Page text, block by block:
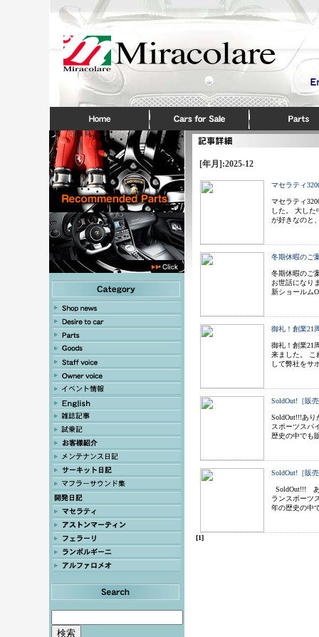
[年月]:2025-12
マセラティ
マセラティ
した。 大し
が好きなのと
冬期休暇のご
冬期休暇のご
お世話になり
新ショールム
御礼！創業21
御礼！創業21
来ました。 こ
して弊社をサ
SoldOut!［販
SoldOut!!!あ
スポーツスパ
歴史の中でも
SoldOut!［販
SoldOut!!! あ
ランスポーツ
年の歴史の中
[1]